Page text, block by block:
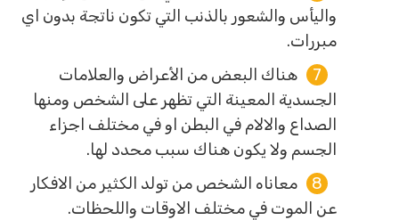
واليأس والشعور بالذنب التي تكون ناتجة بدون اي
مبررات.
هناك البعض من الأعراض والعلامات
الجسدية المعينة التي تظهر على الشخص ومنها
الصداع والالام في البطن او في مختلف اجزاء
الجسم ولا يكون هناك سبب محدد لها.
معاناه الشخص من تولد الكثير من الافكار
عن الموت في مختلف الاوقات واللحظات.